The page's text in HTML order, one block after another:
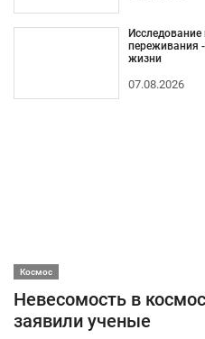
переживания
жизни
07.08.2026
Космос
Невесомость в
заявили ученые